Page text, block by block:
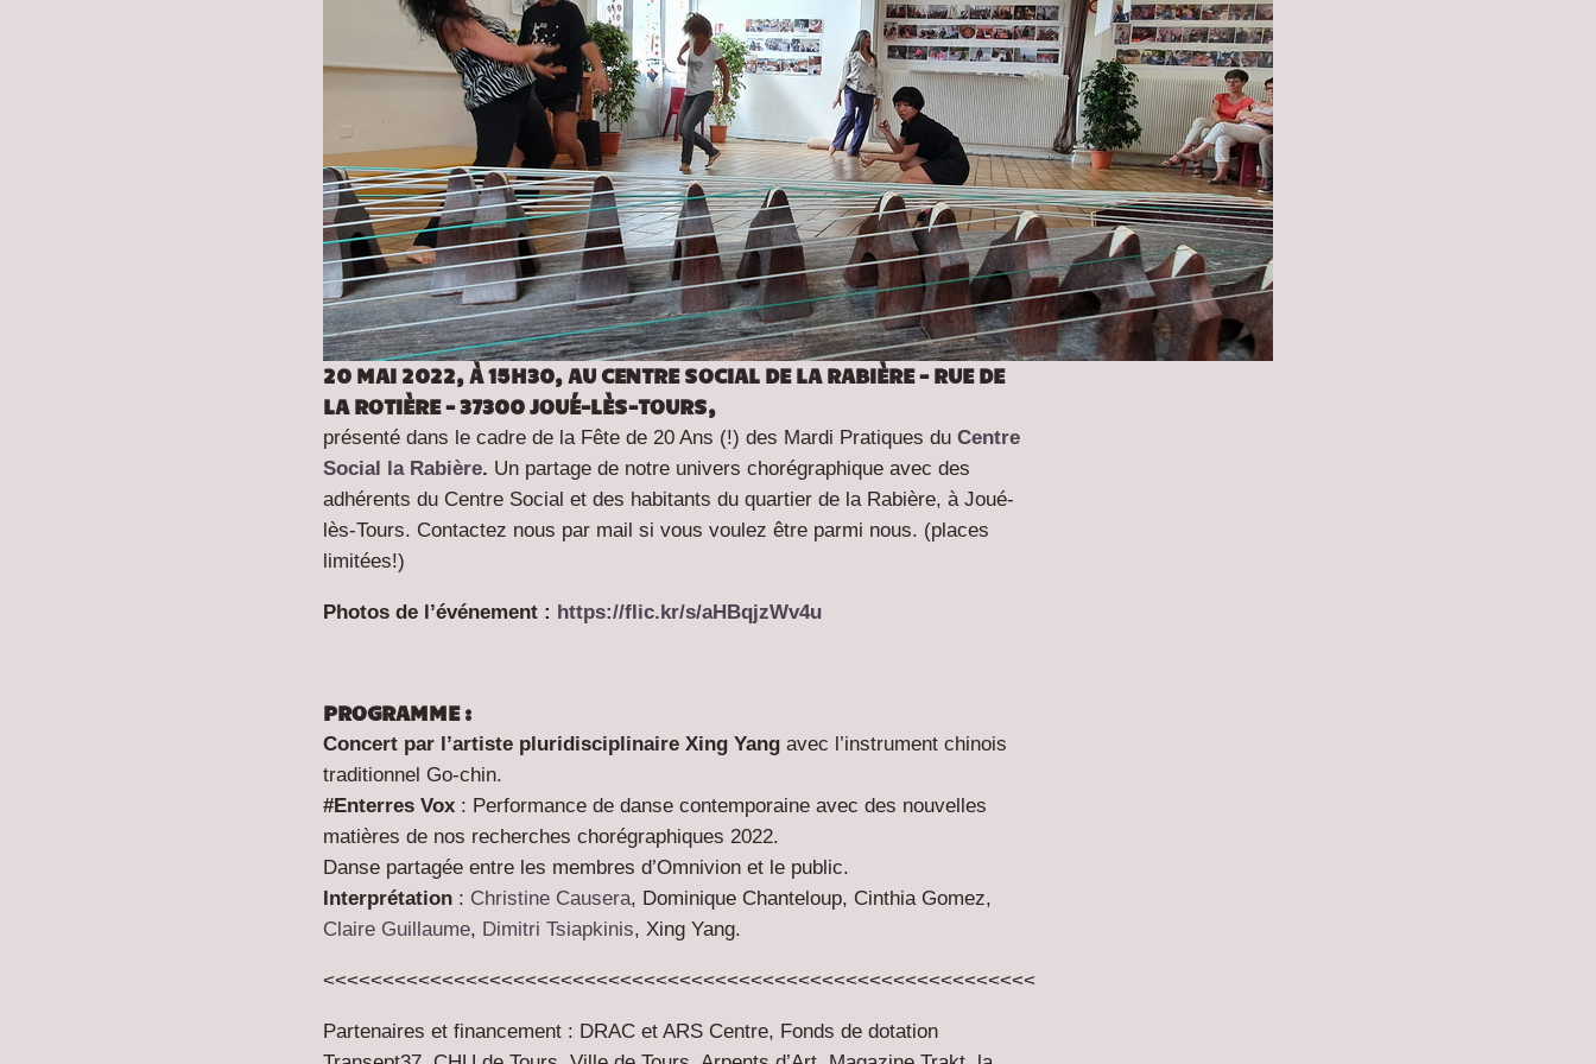
20 MAI 2022, À 15H30, AU CENTRE SOCIAL DE LA RABIÈRE – RUE DE
LA ROTIÈRE – 37300 JOUÉ-LÈS-TOURS,
présenté dans le cadre de la Fête de 20 Ans (!) des Mardi Pratiques du Centre
Social la Rabière. Un partage de notre univers chorégraphique avec des
adhérents du Centre Social et des habitants du quartier de la Rabière, à Joué-
lès-Tours. Contactez nous par mail si vous voulez être parmi nous. (places
limitées!)
Photos de l’événement : https://flic.kr/s/aHBqjzWv4u
PROGRAMME :
Concert par l’artiste pluridisciplinaire Xing Yang avec l’instrument chinois
traditionnel Go-chin.
#Enterres Vox : Performance de danse contemporaine avec des nouvelles
matières de nos recherches chorégraphiques 2022.
Danse partagée entre les membres d’Omnivion et le public.
Interprétation : Christine Causera, Dominique Chanteloup, Cinthia Gomez,
Claire Guillaume, Dimitri Tsiapkinis, Xing Yang.
<<<<<<<<<<<<<<<<<<<<<<<<<<<<<<<<<<<<<<<<<<<<<<<<<<<<<<<<<<<<
Partenaires et financement : DRAC et ARS Centre, Fonds de dotation